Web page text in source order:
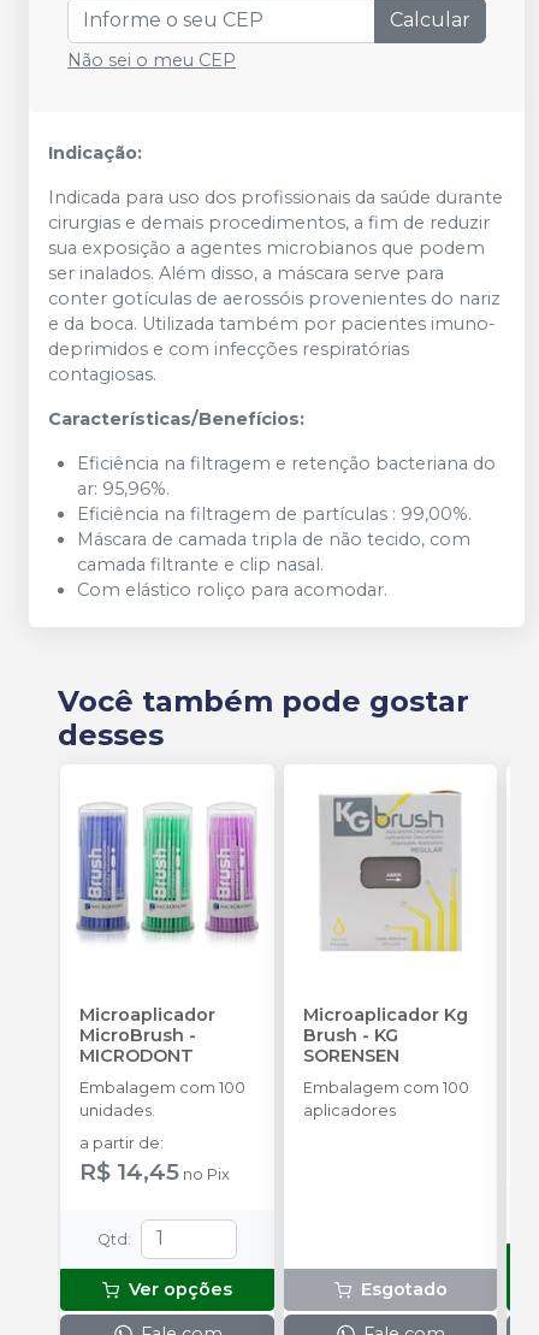
Calcular
Não sei o meu CEP
Indicação:
Indicada para uso dos profissionais da saúde durante
cirurgias e demais procedimentos, a fim de reduzir
sua exposição a agentes microbianos que podem
ser inalados. Além disso, a máscara serve para
conter gotículas de aerossóis provenientes do nariz
e da boca. Utilizada também por pacientes imuno-
deprimidos e com infecções respiratórias
contagiosas.
Características/Benefícios:
Eficiência na filtragem e retenção bacteriana do
ar: 95,96%.
Eficiência na filtragem de partículas : 99,00%.
Máscara de camada tripla de não tecido, com
camada filtrante e clip nasal.
Com elástico roliço para acomodar.
Você também pode gostar
desses
Microaplicador
MicroBrush -
MICRODONT
Embalagem com 100
unidades.
a partir de:
R$ 14,45 no Pix
Qtd :
Ver opções
Microaplicador Kg
Brush - KG
SORENSEN
Embalagem com 100
aplicadores
Esgotado